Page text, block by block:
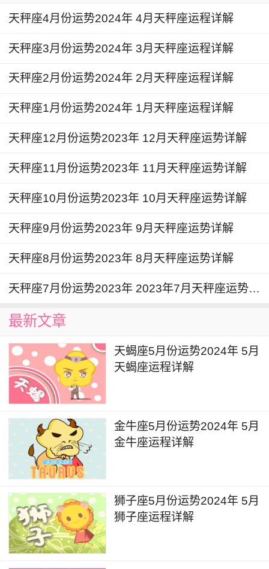
的价值观和生活目标相符。只有双方真正了解和信
任彼此，才能建立稳定的感情关系。
在2024年5月里，对于恋爱中的天秤座来说，
上的不足或者某种误解产生的。天秤座可以通过更
加坦诚和提高沟通水平来解决问题，从而增进与伴
一些家庭关系上的挑战。可能会出现一些小的争吵
或者意见不合，这可能会对夫妻关系造成一些影
协的心态来面对问题，他们将能够克服难关。
整体财运
在2024年5月里，天秤座可能会收到一份意外
的奖金、继承或股票投资的回报等非常有利的财富
来源。这些外来的收入将为他们的资产组合提供额
外的增长动力。其次，天秤座在本月也可能会通过
自己的才能和努力与他人合作，增加稳定收入来
源。他们的合作伙伴和团队成员将对他们的商业计
划和投资决策表示赞赏，并为其提供支持和协助。
然而，天秤座在2024年5月里也需保持谨慎态
度以防范风险。在追求更高收益的过程中，他们应
避免盲目冒险或轻信他人的承诺。审慎投资并依靠
自己的专业知识和判断力是非常重要的。此外，他
们还应保持财务纪律，合理规划和管理个人支出，
天秤座4月份运势2024年 4月天秤座运程详解
天秤座3月份运势2024年 3月天秤座运程详解
天秤座2月份运势2024年 2月天秤座运程详解
天秤座1月份运势2024年 1月天秤座运程详解
天秤座12月份运势2023年 12月天秤座运势详解
天秤座11月份运势2023年 11月天秤座运势详解
天秤座10月份运势2023年 10月天秤座运势详解
天秤座9月份运势2023年 9月天秤座运势详解
天秤座8月份运势2023年 8月天秤座运势详解
天秤座7月份运势2023年 2023年7月天秤座运势详解
最新文章
天蝎座5月份运势2024年 5月
天蝎座运程详解
金牛座5月份运势2024年 5月
金牛座运程详解
狮子座5月份运势2024年 5月
狮子座运程详解